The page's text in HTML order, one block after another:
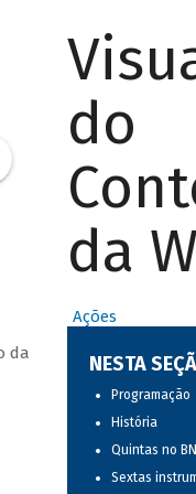
da
do
da
Ações
NESTA
Programação
História
Quintas no
Sextas